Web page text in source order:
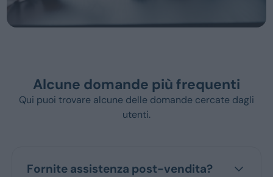
Prezzo
Fino a € 15.000
Tra i € 15.000 e i € 25.000
Tra i € 25.000 e i € 35.000
Usato
Alcune domande più frequenti
Qui puoi trovare alcune delle domande cercate dagli
utenti.
Fornite assistenza post-vendita?